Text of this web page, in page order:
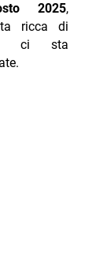
2025,
ricca di
ci sta